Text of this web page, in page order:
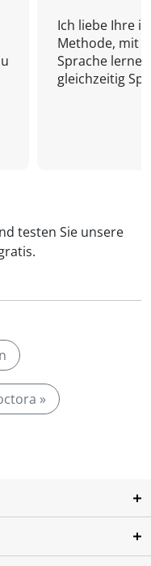
Ich liebe Ihre
Methode, mit
Sprache
gleichzeitig
testen Sie unsere
»